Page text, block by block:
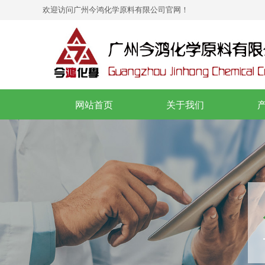
欢迎访问广州今鸿化学原料有限公司 官网！
网站首页 关于我们